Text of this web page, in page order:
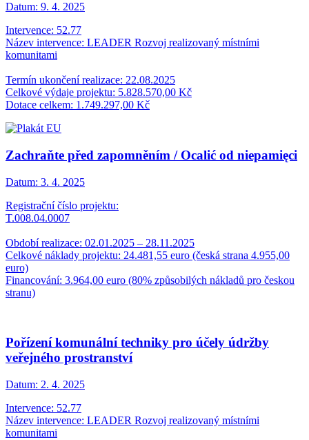
Datum: 9. 4. 2025
Intervence: 52.77
Název intervence: LEADER Rozvoj realizovaný místními
komunitami
Termín ukončení realizace: 22.08.2025
Celkové výdaje projektu: 5.828.570,00 Kč
Dotace celkem: 1.749.297,00 Kč
Zachraňte před zapomněním / Ocalić od niepamięci
Datum: 3. 4. 2025
Registrační číslo projektu:
T.008.04.0007
Období realizace: 02.01.2025 – 28.11.2025
Celkové náklady projektu: 24.481,55 euro (česká strana 4.955,00
euro)
Financování: 3.964,00 euro (80% způsobilých nákladů pro českou
stranu)
Pořízení komunální techniky pro účely údržby
veřejného prostranství
Datum: 2. 4. 2025
Intervence: 52.77
Název intervence: LEADER Rozvoj realizovaný místními
komunitami